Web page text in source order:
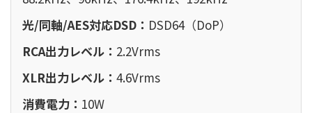
光/同軸/AES対応DSD： DSD64（DoP）
RCA出力レベル： 2.2Vrms
XLR出力レベル： 4.6Vrms
消費電力： 10W